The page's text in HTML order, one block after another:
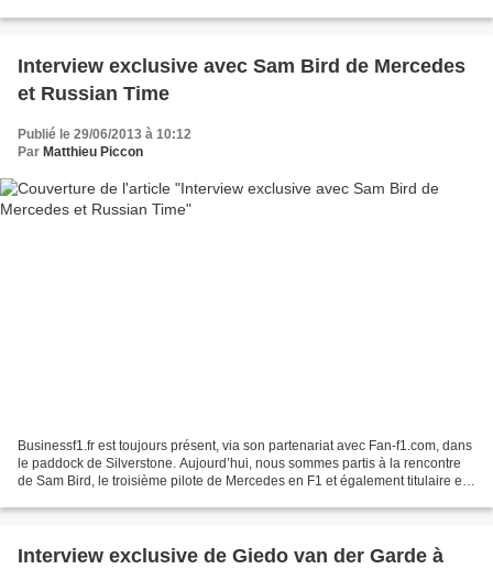
Interview exclusive avec Sam Bird de Mercedes
et Russian Time
Publié le 29/06/2013 à 10:12
Par Matthieu Piccon
Businessf1.fr est toujours présent, via son partenariat avec Fan-f1.com, dans
le paddock de Silverstone. Aujourd’hui, nous sommes partis à la rencontre
de Sam Bird, le troisième pilote de Mercedes en F1 et également titulaire en
Interview exclusive de Giedo van der Garde à